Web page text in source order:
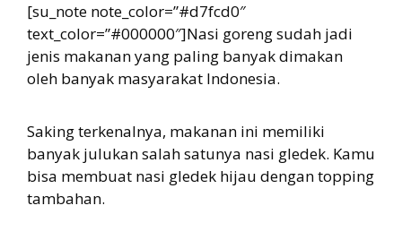
[su_note note_color=”#d7fcd0″
text_color=”#000000″]Nasi goreng sudah jadi
jenis makanan yang paling banyak dimakan
oleh banyak masyarakat Indonesia.
Saking terkenalnya, makanan ini memiliki
banyak julukan salah satunya nasi gledek. Kamu
bisa membuat nasi gledek hijau dengan topping
tambahan.